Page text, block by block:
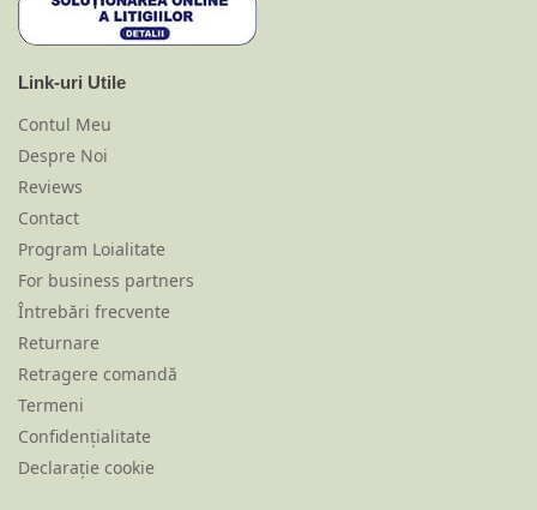
Link-uri Utile
Contul Meu
Despre Noi
Reviews
Contact
Program Loialitate
For business partners
Întrebări frecvente
Returnare
Retragere comandă
Termeni
Confidențialitate
Declarație cookie